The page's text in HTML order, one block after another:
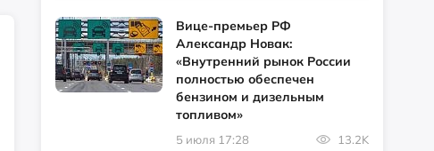
Вице-премьер РФ
Александр Новак:
«Внутренний рынок России
полностью обеспечен
бензином и дизельным
топливом»
5 июля 17:28 13.2K